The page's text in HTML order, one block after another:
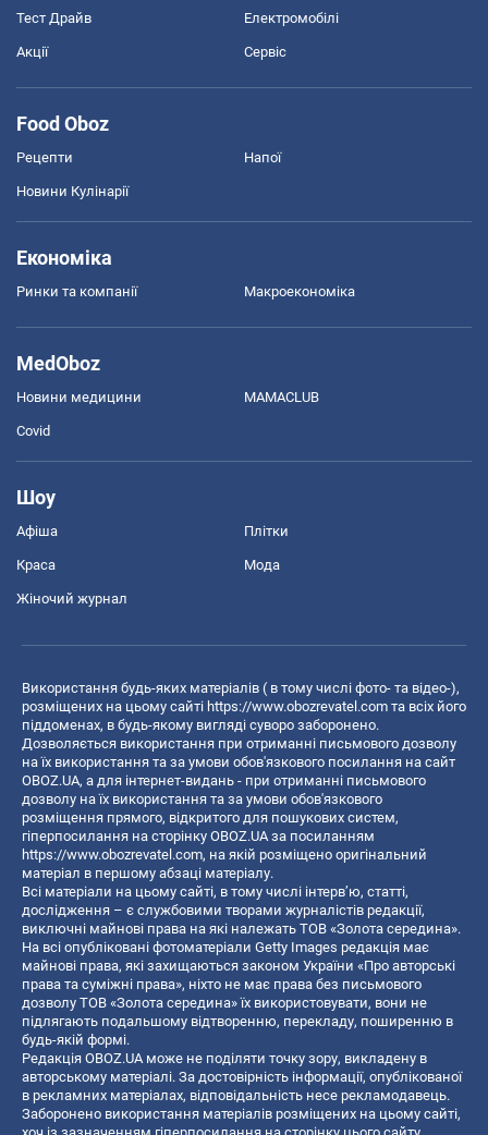
Тест Драйв Електромобілі
Акції Сервіс
Food Oboz
Рецепти Напої
Новини Кулінарії
Економіка
Ринки та компанії Макроекономіка
MedOboz
Новини медицини MAMACLUB
Covid
Шоу
Афіша Плітки
Краса Мода
Жіночий журнал
Використання будь-яких матеріалів ( в тому числі фото- та відео-),
розміщених на цьому сайті https://www.obozrevatel.com та всіх його
піддоменах, в будь-якому вигляді суворо заборонено.
Дозволяється використання при отриманні письмового дозволу
на їх використання та за умови обов'язкового посилання на сайт
OBOZ.UA, а для інтернет-видань - при отриманні письмового
дозволу на їх використання та за умови обов'язкового
розміщення прямого, відкритого для пошукових систем,
гіперпосилання на сторінку OBOZ.UA за посиланням
https://www.obozrevatel.com, на якій розміщено оригінальний
матеріал в першому абзаці матеріалу.
Всі матеріали на цьому сайті, в тому числі інтерв’ю, статті,
дослідження – є службовими творами журналістів редакції,
виключні майнові права на які належать ТОВ «Золота середина».
На всі опубліковані фотоматеріали Getty Images редакція має
майнові права, які захищаються законом України «Про авторські
права та суміжні права», ніхто не має права без письмового
дозволу ТОВ «Золота середина» їх використовувати, вони не
підлягають подальшому відтворенню, перекладу, поширенню в
будь-якій формі.
Редакція OBOZ.UA може не поділяти точку зору, викладену в
авторському матеріалі. За достовірність інформації, опублікованої
в рекламних матеріалах, відповідальність несе рекламодавець.
Заборонено використання матеріалів розміщених на цьому сайті,
хоч із зазначенням гіперпосилання на сторінку цього сайту,